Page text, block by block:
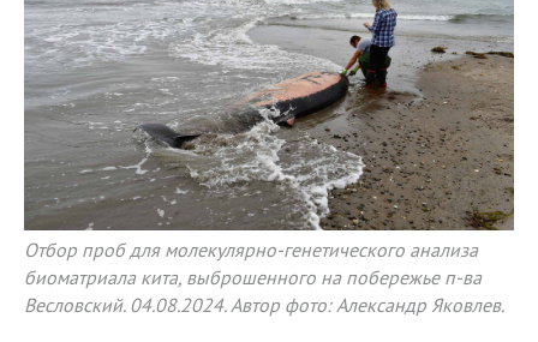
Отбор проб для молекулярно-генетического анализа
биоматриала кита, выброшенного на побережье п-ва
Весловский. 04.08.2024. Автор фото: Александр Яковлев.